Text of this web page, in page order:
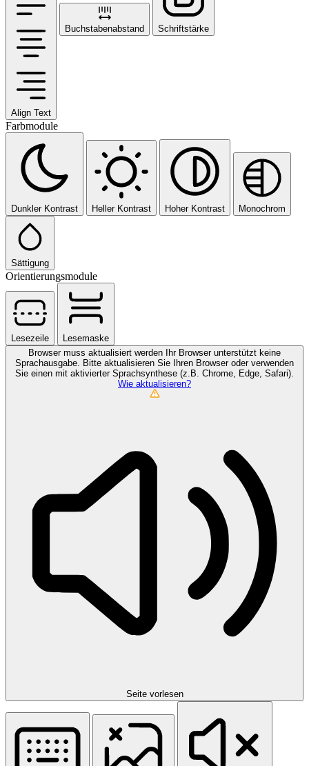
Align Text
Buchstabenabstand Schriftstärke
Farbmodule
Dunkler Kontrast Heller Kontrast Hoher Kontrast Monochrom
Sättigung
Orientierungsmodule
Lesezeile
Lesemaske
Browser muss aktualisiert werden
Ihr Browser unterstützt keine
Sprachausgabe. Bitte aktualisieren Sie Ihren Browser oder verwenden
Sie einen mit aktivierter Sprachsynthese (z.B. Chrome, Edge, Safari).
Wie aktualisieren?
Seite vorlesen